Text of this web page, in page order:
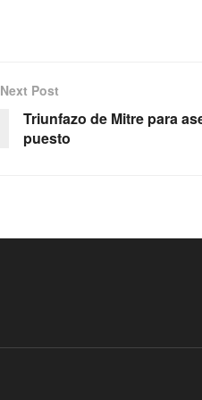
Next Post
Triunfazo de Mitre para
puesto